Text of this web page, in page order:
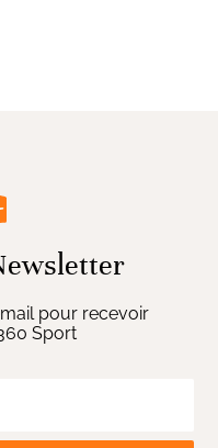
pour recevoir
Sport